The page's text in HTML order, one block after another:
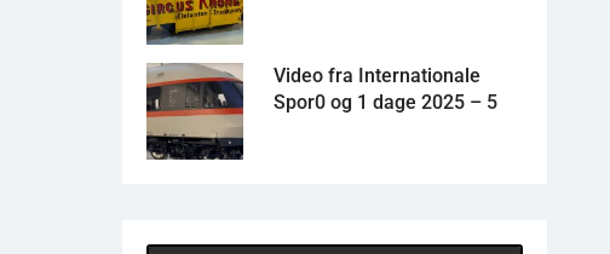
Video fra Internationale
Spor0 og 1 dage 2025 – 5